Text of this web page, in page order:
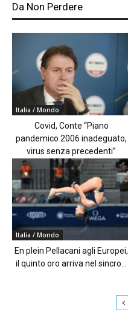
Da Non Perdere
Italia / Mondo
Covid, Conte “Piano
pandemico 2006 inadeguato,
virus senza precedenti”
Italia / Mondo
En plein Pellacani agli Europei,
il quinto oro arriva nel sincro...